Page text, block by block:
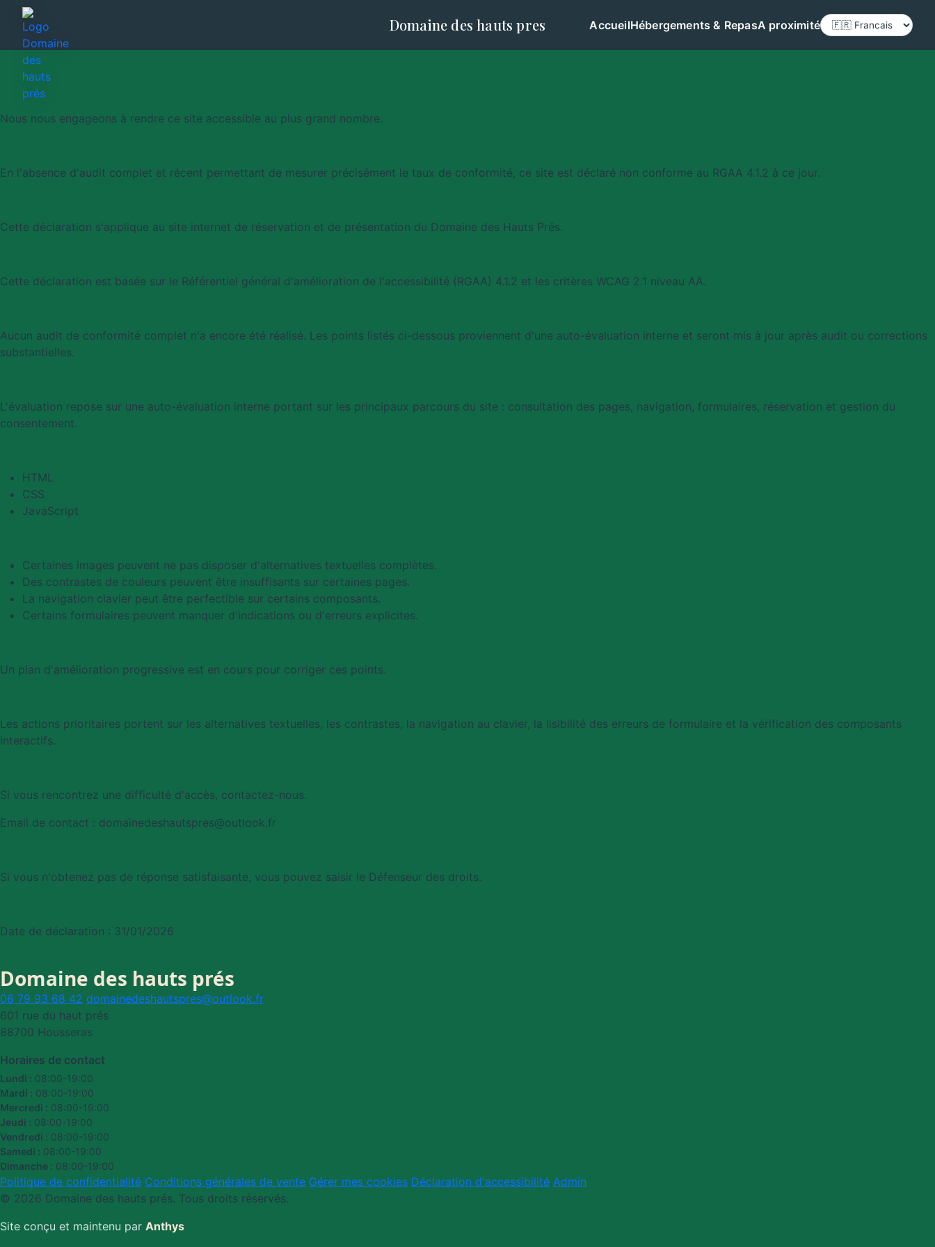
Domaine des hauts pres AccueilHébergements & RepasA proximité
Langue
Déclaration d'accessibilité
Engagement accessibilité
Nous nous engageons à rendre ce site accessible au plus grand nombre.
En l'absence d'audit complet et récent permettant de mesurer précisément le taux de conformité, ce site est déclaré non conforme au RGAA 4.1.2 à ce jour.
Cette déclaration s'applique au site internet de réservation et de présentation du Domaine des Hauts Prés.
Cette déclaration est basée sur le Référentiel général d'amélioration de l'accessibilité (RGAA) 4.1.2 et les critères WCAG 2.1 niveau AA.
Aucun audit de conformité complet n'a encore été réalisé. Les points listés ci-dessous proviennent d'une auto-évaluation interne et seront mis à jour après audit ou corrections
substantielles.
L'évaluation repose sur une auto-évaluation interne portant sur les principaux parcours du site : consultation des pages, navigation, formulaires, réservation et gestion du
consentement.
HTML
CSS
JavaScript
Certaines images peuvent ne pas disposer d'alternatives textuelles complètes.
Des contrastes de couleurs peuvent être insuffisants sur certaines pages.
La navigation clavier peut être perfectible sur certains composants.
Certains formulaires peuvent manquer d'indications ou d'erreurs explicites.
Un plan d'amélioration progressive est en cours pour corriger ces points.
Les actions prioritaires portent sur les alternatives textuelles, les contrastes, la navigation au clavier, la lisibilité des erreurs de formulaire et la vérification des composants
interactifs.
Si vous rencontrez une difficulté d'accès, contactez-nous.
Email de contact : domainedeshautspres@outlook.fr
Si vous n'obtenez pas de réponse satisfaisante, vous pouvez saisir le Défenseur des droits.
Date de déclaration : 31/01/2026
Domaine des hauts prés
06 79 93 68 42 domainedeshautspres@outlook.fr
601 rue du haut prés
88700 Housseras
Horaires de contact
Lundi : 08:00-19:00
Mardi : 08:00-19:00
Mercredi : 08:00-19:00
Jeudi : 08:00-19:00
Vendredi : 08:00-19:00
Samedi : 08:00-19:00
Dimanche : 08:00-19:00
Politique de confidentialité Conditions générales de vente Gérer mes cookies Déclaration d'accessibilité Admin
© 2026 Domaine des hauts prés. Tous droits réservés.
Site conçu et maintenu par Anthys